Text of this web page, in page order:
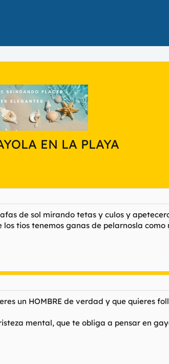
EN LA PLAYA
de sol mirando tetas y culos y
tios tenemos ganas de pelarnosla como
un HOMBRE de verdad y que quieres
mental, que te obliga a pensar en